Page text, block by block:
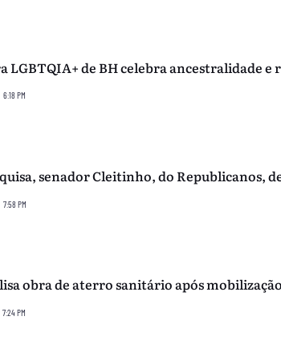
LGBTQIA+ de BH celebra ancestralidade
6:18 PM
senador Cleitinho, do Republicanos,
7:58 PM
obra de aterro sanitário após
7:24 PM